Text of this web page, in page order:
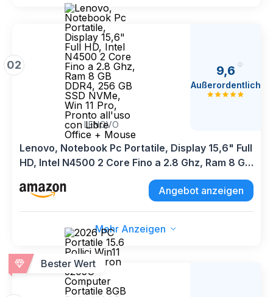
02
LENOVO
9,6
Außerordentlich
Lenovo, Notebook Pc Portatile, Display 15,6" Full
HD, Intel N4500 2 Core Fino a 2.8 Ghz, Ram 8 GB
DDR4, 256 GB SSD NVMe, Win 11 Pro, Pronto
all'uso con Libre Office + MouseAngebot anzeigen
Mehr Anzeigen
Bester Wert